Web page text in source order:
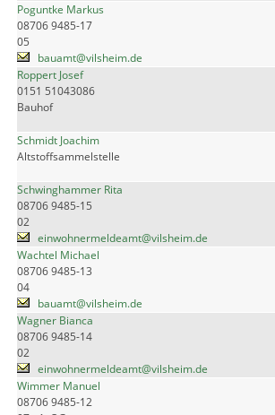
Poguntke Markus
08706 9485-17
05
bauamt@vilsheim.de
Roppert Josef
0151 51043086
Bauhof
Schmidt Joachim
Altstoffsammelstelle
Schwinghammer Rita
08706 9485-15
02
einwohnermeldeamt@vilsheim.de
Wachtel Michael
08706 9485-13
04
bauamt@vilsheim.de
Wagner Bianca
08706 9485-14
02
einwohnermeldeamt@vilsheim.de
Wimmer Manuel
08706 9485-12